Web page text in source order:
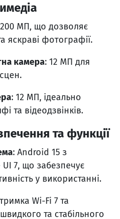
МП, що дозволяє
яскраві фотографії.
камера: 12 МП для
: 12 МП, ідеально
та відеодзвінків.
та функції
: Android 15 з
7, що забезпечує
у використанні.
Wi-Fi 7 та
та стабільного